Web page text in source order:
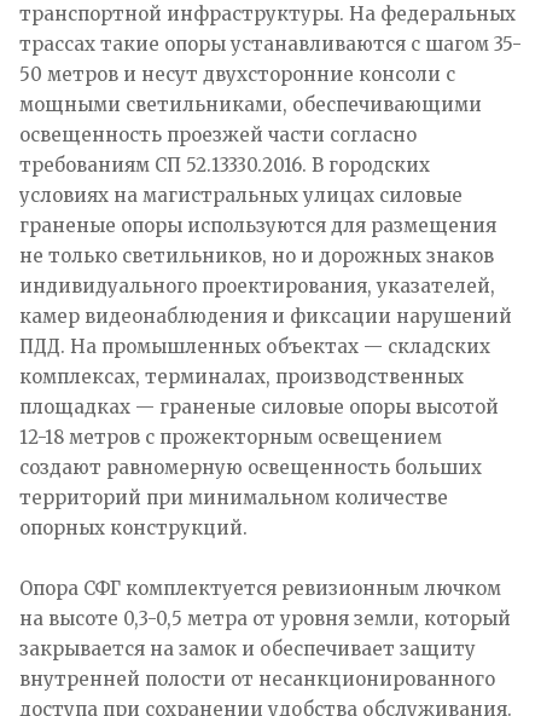
транспортной инфраструктуры. На федеральных
трассах такие опоры устанавливаются с шагом 35-
50 метров и несут двухсторонние консоли с
мощными светильниками, обеспечивающими
освещенность проезжей части согласно
требованиям СП 52.13330.2016. В городских
условиях на магистральных улицах силовые
граненые опоры используются для размещения
не только светильников, но и дорожных знаков
индивидуального проектирования, указателей,
камер видеонаблюдения и фиксации нарушений
ПДД. На промышленных объектах — складских
комплексах, терминалах, производственных
площадках — граненые силовые опоры высотой
12-18 метров с прожекторным освещением
создают равномерную освещенность больших
территорий при минимальном количестве
опорных конструкций.​
Опора СФГ комплектуется ревизионным лючком
на высоте 0,3-0,5 метра от уровня земли, который
закрывается на замок и обеспечивает защиту
внутренней полости от несанкционированного
доступа при сохранении удобства обслуживания.